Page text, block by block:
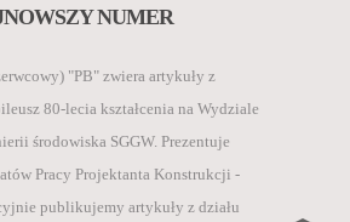
NUMER
"PB" zwiera artykuły z
80-lecia kształcenia na Wydziale
środowiska SGGW. Prezentuje
Pracy Projektanta Konstrukcji -
publikujemy artykuły z działu
ARTYKUŁ PRZEZ
Ministra Edukacji i Nauki z 5
materiałów z konferencji
autorzy za publikację artykułu
Inżynieria i Budownictwo
otrzymują 40 pkt.
polskich czasopism
technicznych:
• BazTech,
International ICI Journals
DO KUPNA
I
CZYTAJ WIĘCEJ